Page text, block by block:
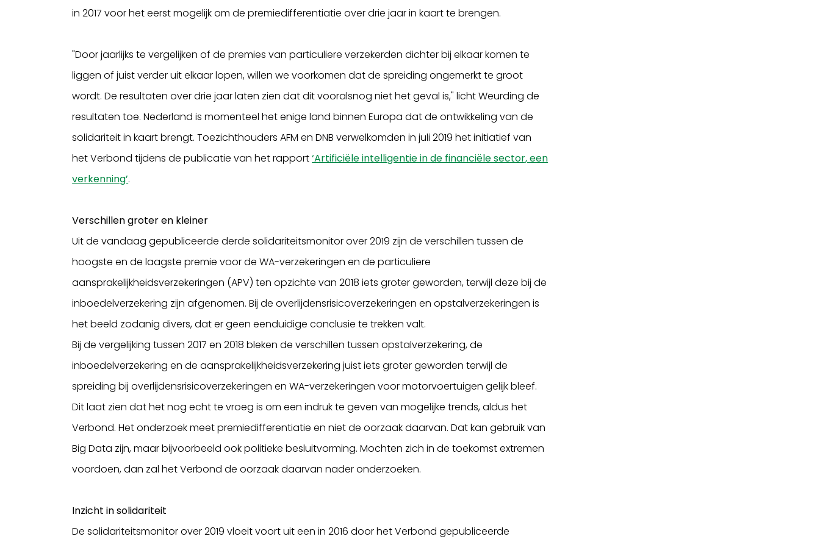
in 2017 voor het eerst mogelijk om de premiedifferentiatie over drie jaar in kaart te brengen.
"Door jaarlijks te vergelijken of de premies van particuliere verzekerden dichter bij elkaar komen te
liggen of juist verder uit elkaar lopen, willen we voorkomen dat de spreiding ongemerkt te groot
wordt. De resultaten over drie jaar laten zien dat dit vooralsnog niet het geval is," licht Weurding de
resultaten toe. Nederland is momenteel het enige land binnen Europa dat de ontwikkeling van de
solidariteit in kaart brengt. Toezichthouders AFM en DNB verwelkomden in juli 2019 het initiatief van
het Verbond tijdens de publicatie van het rapport‘Artificiële intelligentie in de financiële sector, een
verkenning’.
Verschillen groter en kleiner
Uit de vandaag gepubliceerde derde solidariteitsmonitor over 2019 zijn de verschillen tussen de
hoogste en de laagste premie voor de WA-verzekeringen en de particuliere
aansprakelijkheidsverzekeringen (APV) ten opzichte van 2018 iets groter geworden, terwijl deze bij de
inboedelverzekering zijn afgenomen. Bij de overlijdensrisicoverzekeringen en opstalverzekeringen is
het beeld zodanig divers, dat er geen eenduidige conclusie te trekken valt.
Bij de vergelijking tussen 2017 en 2018 bleken de verschillen tussen opstalverzekering, de
inboedelverzekering en de aansprakelijkheidsverzekering juist iets groter geworden terwijl de
spreiding bij overlijdensrisicoverzekeringen en WA-verzekeringen voor motorvoertuigen gelijk bleef.
Dit laat zien dat het nog echt te vroeg is om een indruk te geven van mogelijke trends, aldus het
Verbond. Het onderzoek meet premiedifferentiatie en niet de oorzaak daarvan. Dat kan gebruik van
Big Data zijn, maar bijvoorbeeld ook politieke besluitvorming. Mochten zich in de toekomst extremen
voordoen, dan zal het Verbond de oorzaak daarvan nader onderzoeken.
Inzicht in solidariteit
De solidariteitsmonitor over 2019 vloeit voort uit een in 2016 door het Verbond gepubliceerde